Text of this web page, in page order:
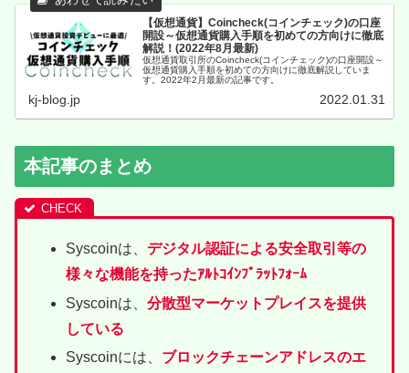
【仮想通貨】Coincheck(コインチェック)の口座
開設～仮想通貨購入手順を初めての方向けに徹底
解説！(2022年8月最新)
仮想通貨取引所のCoincheck(コインチェック)の口座開設～
仮想通貨購入手順を初めての方向けに徹底解説していま
す。2022年2月最新の記事です。
kj-blog.jp 2022.01.31
本記事のまとめ
Syscoinは、デジタル認証による安全取引等の
様々な機能を持ったｱﾙﾄｺｲﾝﾌﾟﾗｯﾄﾌｫｰﾑ
Syscoinは、分散型マーケットプレイスを提供
している
Syscoinには、 ブロックチェーンアドレスのエ